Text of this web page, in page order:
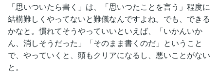
「思いついたら書く」は、「思いつたことを言う」程度に
結構難しくやってないと難儀なんですよね。でも、できる
かなと。慣れてそうやっていいといえば、「いかんいか
ん、消しそうだった」「そのまま書くのだ」ということ
で、やっていくと、頭もクリアになるし、悪いことがない
と。